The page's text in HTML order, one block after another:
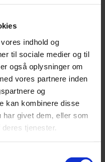
indhold og
til sociale medier og til
også oplysninger om
vores partnere inden
og
kan kombinere disse
har givet dem, eller som
tjenester.
learning_WP
based learning_WP